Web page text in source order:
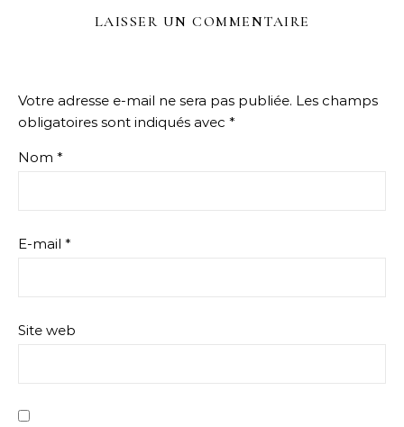
LAISSER UN COMMENTAIRE
Votre adresse e-mail ne sera pas publiée. Les champs
obligatoires sont indiqués avec *
Nom *
E-mail *
Site web